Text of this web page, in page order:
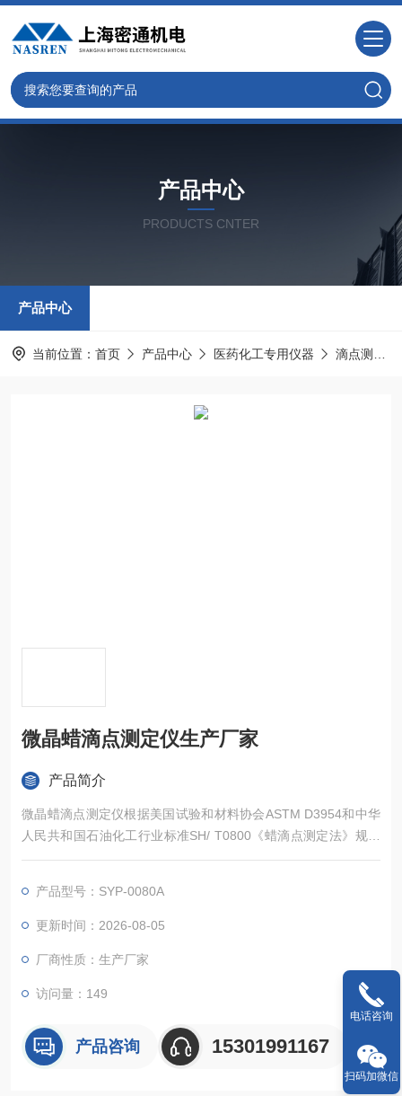
产品中心
PRODUCTS CNTER
产品中心
当前位置： 首页 产品中心 医药化工专用仪器 滴点测定仪
微晶蜡滴点测定仪生产厂家
产品简介
微晶蜡滴点测定仪根据美国试验和材料协会ASTM D3954和中华
人民共和国石油化工行业标准SH/ T0800《蜡滴点测定法》规定
的要求设计制造的。测定蜡的滴点温度。常用于石蜡、微晶蜡、
954标准设计的自动检测仪器。微晶蜡滴点测定仪生产厂家
产品型号：SYP-0080A
更新时间：2026-08-05
厂商性质：生产厂家
访问量：149
产品咨询 15301991167
电话咨询
扫码加微信